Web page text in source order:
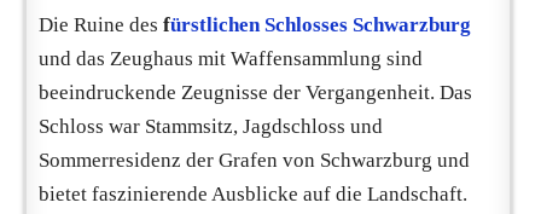
Die Ruine des fürstlichen Schlosses Schwarzburg
und das Zeughaus mit Waffensammlung sind
beeindruckende Zeugnisse der Vergangenheit. Das
Schloss war Stammsitz, Jagdschloss und
Sommerresidenz der Grafen von Schwarzburg und
bietet faszinierende Ausblicke auf die Landschaft.